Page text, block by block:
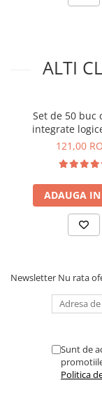
ALTI
Set de 50 buc
integrate
11307
121,00
ADAUGA IN
Newsletter Nu rata
Sunt de
Politica